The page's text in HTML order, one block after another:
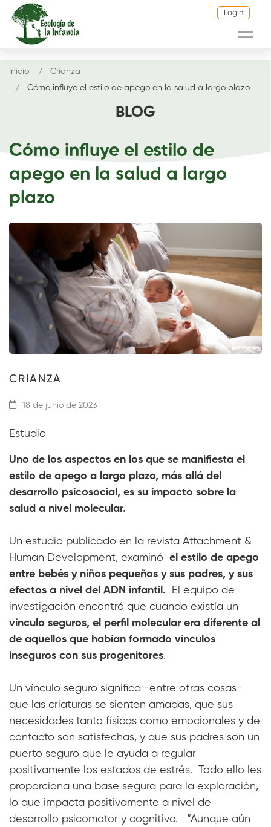
Login
BLOG
Inicio
Crianza
Cómo influye el estilo de apego en la salud a largo plazo
Cómo influye el estilo de
apego en la salud a largo
plazo
CRIANZA
18 de junio de 2023
Estudio
Uno de los aspectos en los que se manifiesta el
estilo de apego a largo plazo, más allá del
desarrollo psicosocial, es su impacto sobre la
salud a nivel molecular.
Un estudio publicado en la revista Attachment &
Human Development, examinó el estilo de apego
entre bebés y niños pequeños y sus padres, y sus
efectos a nivel del ADN infantil.
El equipo de
investigación encontró que cuando existía un
vínculo seguros, el perfil molecular era diferente al
de aquellos que habían formado vínculos
inseguros con sus progenitores.
Un vínculo seguro significa -entre otras cosas-
que las criaturas se sienten amadas, que sus
necesidades tanto físicas como emocionales y de
contacto son satisfechas, y que sus padres son un
puerto seguro que le ayuda a regular
positivamente los estados de estrés. Todo ello les
proporciona una base segura para la exploración,
lo que impacta positivamente a nivel de
desarrollo psicomotor y cognitivo. “Aunque aún